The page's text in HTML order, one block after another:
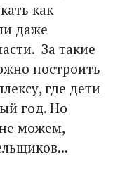
как
даже
За такие
построить
где дети
год. Но
можем,